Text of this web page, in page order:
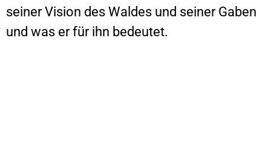
seiner Vision des Waldes und seiner Gaben
und was er für ihn bedeutet.